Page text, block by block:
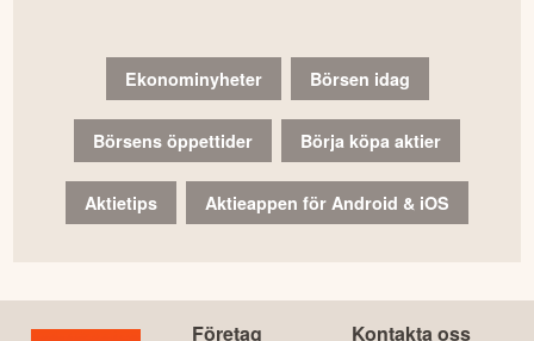
Ekonominyheter Börsen idag
Börsens öppettider Börja köpa aktier
Aktietips Aktieappen för Android & iOS
Företag Kontakta oss